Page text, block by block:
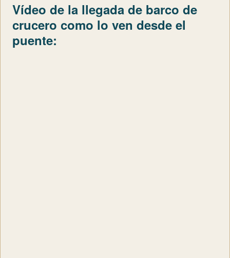
Vídeo de la llegada de barco de
crucero como lo ven desde el
puente: